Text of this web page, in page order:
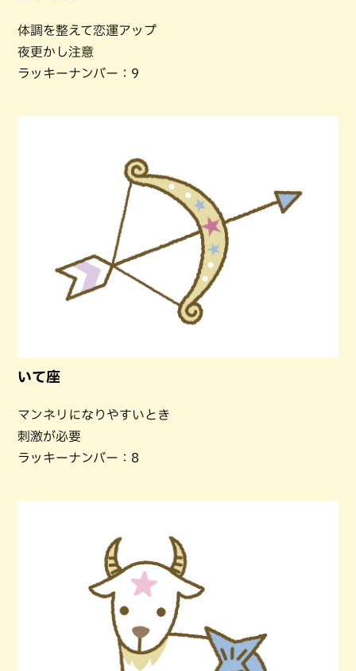
体調を整えて恋運アップ
夜更かし注意
ラッキーナンバー：9
いて座
マンネリになりやすいとき
刺激が必要
ラッキーナンバー：8